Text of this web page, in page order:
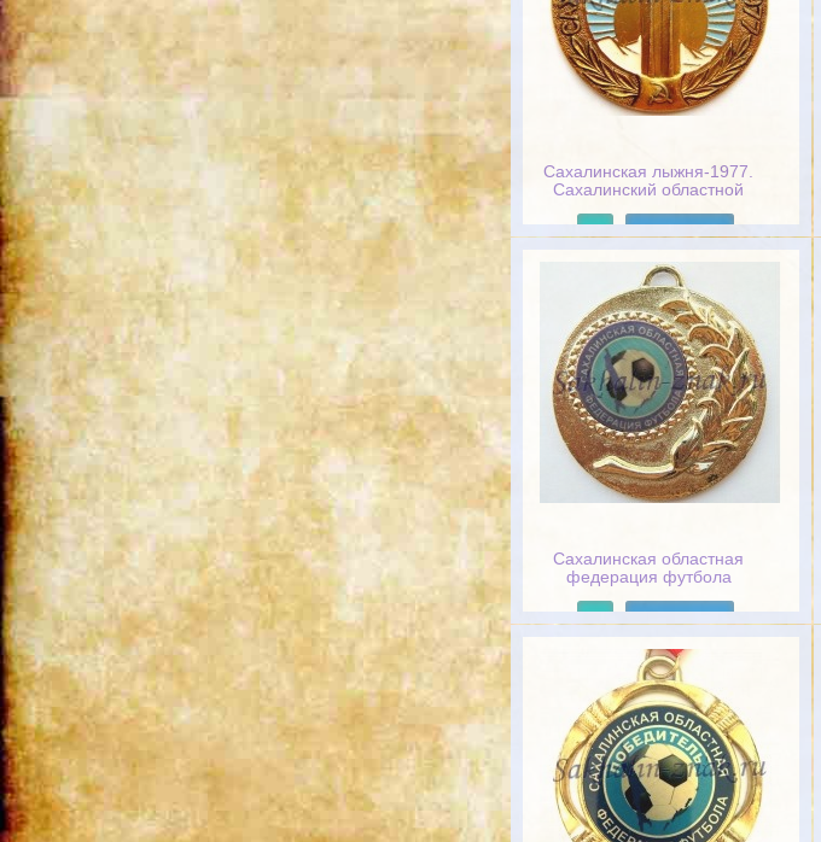
Сахалинская лыжня-1977.
Сахалинский областной
Сахалинская областная
федерация футбола